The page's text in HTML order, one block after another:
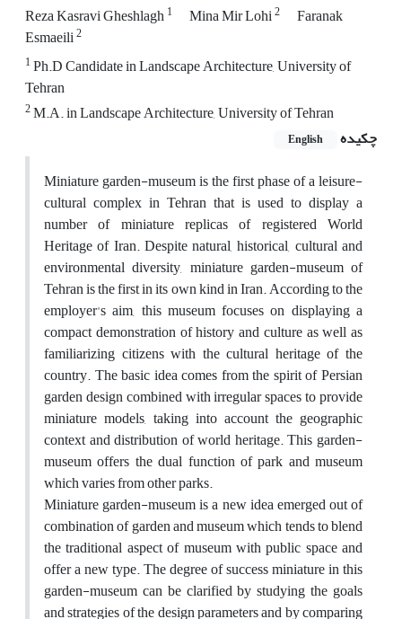
Reza Kasravi Gheshlagh1 Mina Mir Lohi2
Faranak
Esmaeili2
1Ph.D Candidate in Landscape Architecture, University of
Tehran
2M.A. in Landscape Architecture, University of Tehran
چکیده
English
Miniature garden-museum is the first phase of a leisure-
cultural complex in Tehran that is used to display a
number of miniature replicas of registered World
Heritage of Iran. Despite natural, historical, cultural and
environmental diversity, miniature garden-museum of
Tehran is the first in its own kind in Iran. According to the
employer's aim, this museum focuses on displaying a
compact demonstration of history and culture as well as
familiarizing citizens with the cultural heritage of the
country. The basic idea comes from the spirit of Persian
garden design combined with irregular spaces to provide
miniature models, taking into account the geographic
context and distribution of world heritage. This garden-
museum offers the dual function of park and museum
which varies from other parks.
Miniature garden-museum is a new idea emerged out of
combination of garden and museum which tends to blend
the traditional aspect of museum with public space and
offer a new type. The degree of success miniature in this
garden-museum can be clarified by studying the goals
and strategies of the design parameters and by comparing